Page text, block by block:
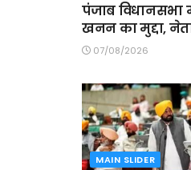
पंजाब विधानसभा
खनन का मुद्दा,
07/08/2026
MAIN SLIDER